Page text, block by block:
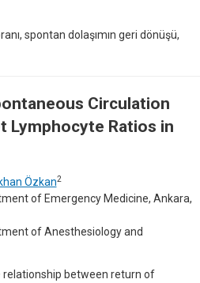
spontan dolaşımın geri dönüşü,
Circulation
Lymphocyte Ratios in
Özkan2
of Emergency Medicine, Ankara,
of Anesthesiology and
relationship between return of